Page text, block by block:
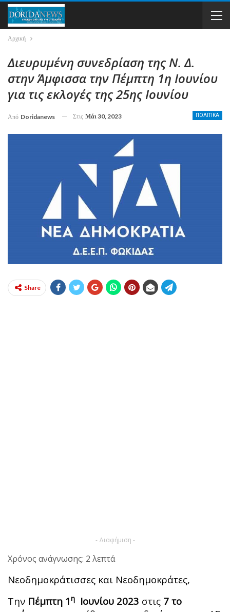
Αρχική
Διευρυμένη συνεδρίαση της Ν. Δ.
στην Άμφισσα την Πέμπτη 1η Ιουνίου
για τις εκλογές της 25ης Ιουνίου
ΠΟΛΙΤΙΚΑ
Από Doridanews Στις Μάι 30, 2023
Share
- Διαφήμιση -
Χρόνος ανάγνωσης: 2 λεπτά
Νεοδημοκράτισσες και Νεοδημοκράτες,
Την Πέμπτη 1η Ιουνίου 2023 στις 7 το